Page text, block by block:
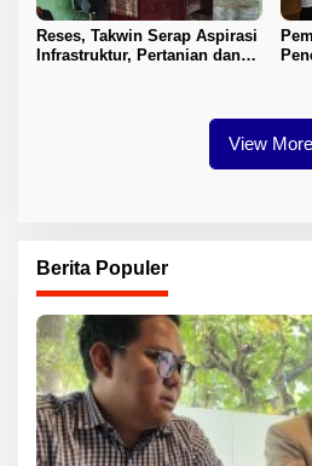
Reses, Takwin Serap Aspirasi
Infrastruktur, Pertanian dan
View More
Berita Populer